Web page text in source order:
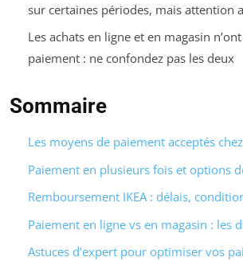
sur certaines périodes, mais attention
Les achats en ligne et en magasin
paiement : ne confondez pas les deux
Sommaire
Les moyens de paiement acceptés
Paiement en plusieurs fois et options
Remboursement IKEA : délais,
Paiement en ligne vs en magasin : les
Astuces d’expert pour optimiser vos